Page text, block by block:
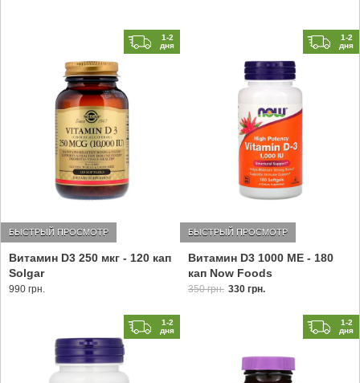
1-2
дня
Витамин D3 250 мкг - 120 кап
Solgar
БЫСТРЫЙ ПРОСМОТР
990 грн.
1-2
дня
Витамин D3 1000 МЕ - 180
кап Now Foods
БЫСТРЫЙ ПРОСМОТР
350 грн. 330 грн.
1-2
дня
1-2
дня